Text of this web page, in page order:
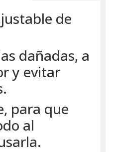
de
dañadas, a
y evitar
para que
al